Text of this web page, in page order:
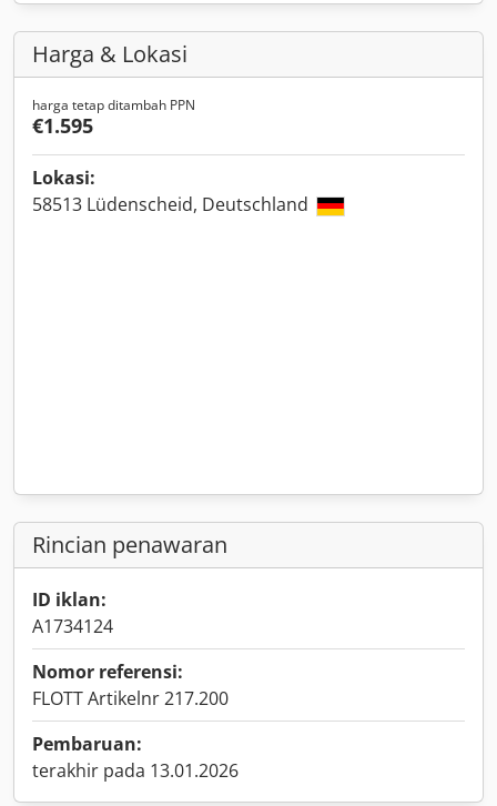
Harga & Lokasi
harga tetap ditambah PPN
€1.595
Lokasi:
58513 Lüdenscheid, Deutschland
Rincian penawaran
ID iklan:
A1734124
Nomor referensi:
FLOTT Artikelnr 217.200
Pembaruan:
terakhir pada 13.01.2026